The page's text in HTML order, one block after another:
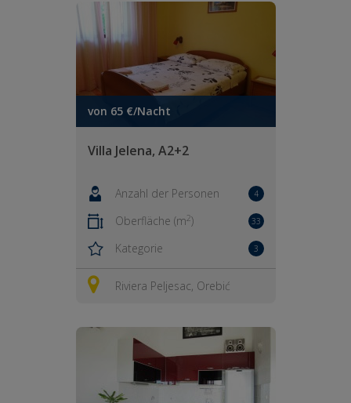
von 65 €/Nacht
Villa Jelena, A2+2
Anzahl der Personen 4
Oberfläche (m2) 33
Kategorie 3
Riviera Peljesac, Orebić